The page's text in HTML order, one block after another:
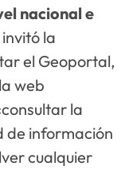
nacional e
la
el Geoportal,
web
la
de información
cualquier